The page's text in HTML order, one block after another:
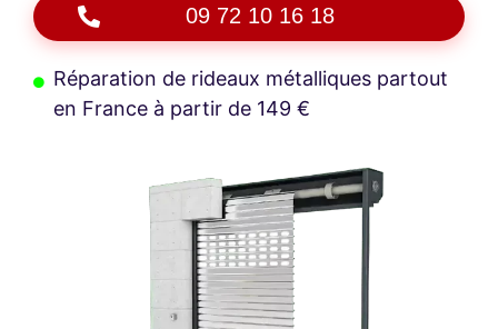
09 72 10 16 18
Réparation de rideaux métalliques partout
en France à partir de 149 €